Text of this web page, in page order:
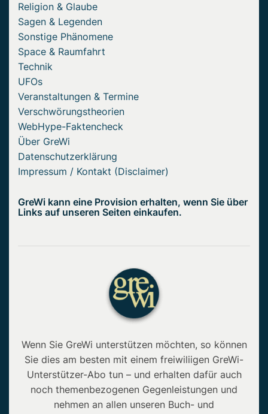
Religion & Glaube
Sagen & Legenden
Sonstige Phänomene
Space & Raumfahrt
Technik
UFOs
Veranstaltungen & Termine
Verschwörungstheorien
WebHype-Faktencheck
Über GreWi
Datenschutzerklärung
Impressum / Kontakt (Disclaimer)
GreWi kann eine Provision erhalten, wenn Sie über
Links auf unseren Seiten einkaufen.
Wenn Sie GreWi unterstützen möchten, so können
Sie dies am besten mit einem freiwiliigen GreWi-
Unterstützer-Abo tun – und erhalten dafür auch
noch themenbezogenen Gegenleistungen und
nehmen an allen unseren Buch- und